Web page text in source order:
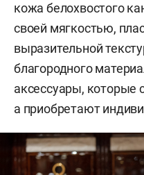
кожа белохвостого
своей мягкостью,
выразительной
благородного
аксессуары, которые
а приобретают